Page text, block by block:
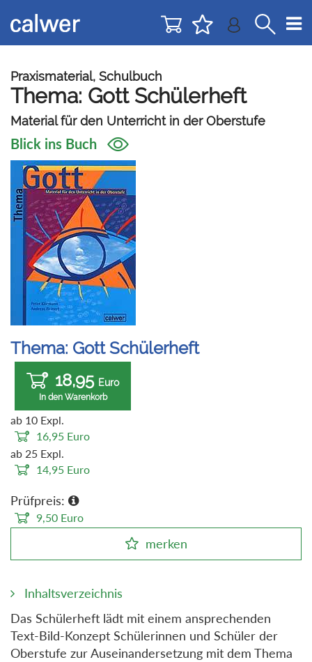
zur
Navigation
zum
Inhalt
Praxismaterial, Schulbuch
Thema: Gott Schülerheft
Material für den Unterricht in der Oberstufe
Blick ins Buch
Thema: Gott Schülerheft
18,95 Euro
In den Warenkorb
ab 10 Expl.
16,95 Euro
ab 25 Expl.
14,95 Euro
Prüfpreis:
9,50 Euro
merken
Inhaltsverzeichnis
Das Schülerheft lädt mit einem ansprechenden
Text-Bild-Konzept Schülerinnen und Schüler der
Oberstufe zur Auseinandersetzung mit dem Thema